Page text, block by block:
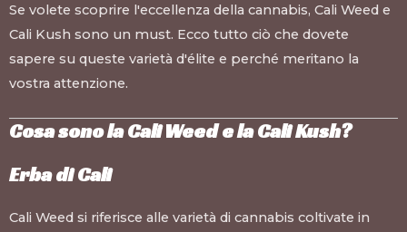
Se volete scoprire l'eccellenza della cannabis, Cali Weed e
Cali Kush sono un must. Ecco tutto ciò che dovete
sapere su queste varietà d'élite e perché meritano la
vostra attenzione.
Cosa sono la Cali Weed e la Cali Kush?
Erba di Cali
Cali Weed si riferisce alle varietà di cannabis coltivate in